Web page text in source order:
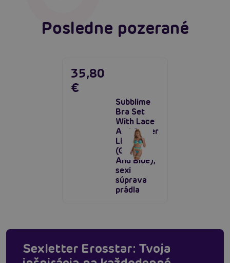
Posledne pozerané
Subblime
Bra Set
With Lace
And Garter
Lines
(Green
And Blue),
sexi
súprava
prádla
35,80
€
Sexletter Erosstar: Tvoja